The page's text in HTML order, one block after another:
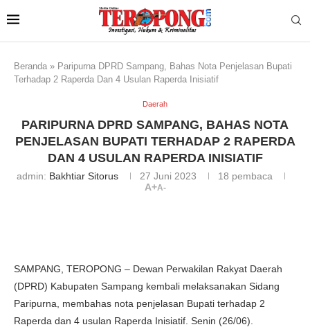
Beranda » Paripurna DPRD Sampang, Bahas Nota Penjelasan Bupati
Terhadap 2 Raperda Dan 4 Usulan Raperda Inisiatif
Daerah
PARIPURNA DPRD SAMPANG, BAHAS NOTA
PENJELASAN BUPATI TERHADAP 2 RAPERDA
DAN 4 USULAN RAPERDA INISIATIF
admin: Bakhtiar Sitorus 27 Juni 2023 18 pembaca
A+A-
SAMPANG, TEROPONG – Dewan Perwakilan Rakyat Daerah
(DPRD) Kabupaten Sampang kembali melaksanakan Sidang
Paripurna, membahas nota penjelasan Bupati terhadap 2
Raperda dan 4 usulan Raperda Inisiatif. Senin (26/06).